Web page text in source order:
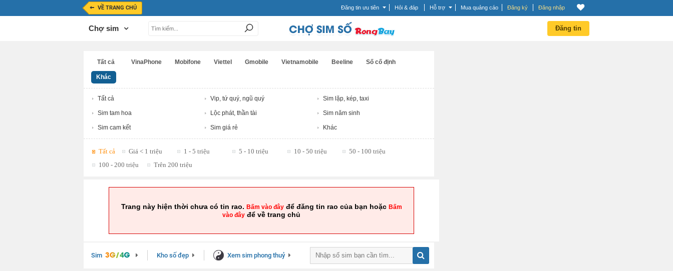
VỀ TRANG CHỦ Đăng tin ưu tiên Hỏi & đáp Hỗ trợ Mua quảng cáo Đăng ký Đăng nhập
Chợ sim Đăng tin
Tất cả VinaPhone Mobifone Viettel Gmobile Vietnamobile Beeline Số cố định
Khác
Tất cả Vip, tứ quý, ngũ quý Sim lặp, kép, taxi
Sim tam hoa Lộc phát, thần tài Sim năm sinh
Sim cam kết Sim giá rẻ Khác
Tất cả Giá < 1 triệu 1 - 5 triệu 5 - 10 triệu 10 - 50 triệu
50 - 100 triệu
100 - 200 triệu
Trên 200 triệu
Trang này hiện thời chưa có tin rao. Bấm vào đâyđể đăng tin rao của bạn hoặc Bấm
vào đây để về trang chủ
Sim Kho số đẹp Xem sim phong thuỷ